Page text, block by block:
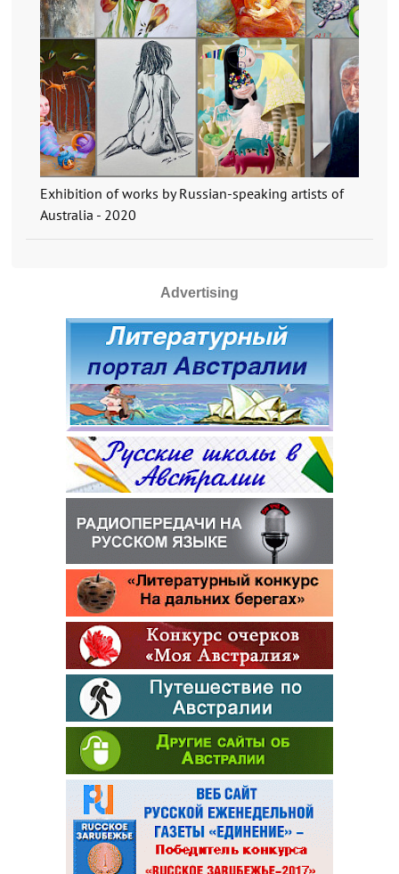
Exhibition of works by Russian-speaking artists of
Australia - 2020
Advertising